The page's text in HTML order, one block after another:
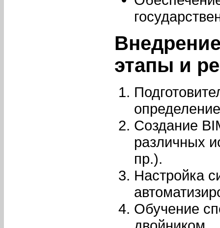
этапы и
Создание
различных
пр.).
Настройка
Обучение